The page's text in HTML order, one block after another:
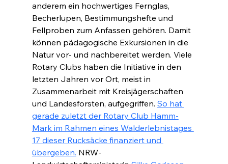
anderem ein hochwertiges Fernglas,
Becherlupen, Bestimmungshefte und
Fellproben zum Anfassen gehören. Damit
können pädagogische Exkursionen in die
Natur vor- und nachbereitet werden. Viele
Rotary Clubs haben die Initiative in den
letzten Jahren vor Ort, meist in
Zusammenarbeit mit Kreisjägerschaften
und Landesforsten, aufgegriffen. So hat
gerade zuletzt der Rotary Club Hamm-
Mark im Rahmen eines Walderlebnistages
17 dieser Rucksäcke finanziert und
übergeben. NRW-